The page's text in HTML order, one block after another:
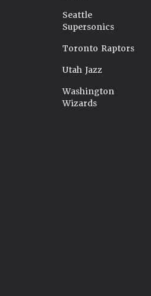
Seattle
Supersonics
Toronto Raptors
Utah Jazz
Washington
Wizards